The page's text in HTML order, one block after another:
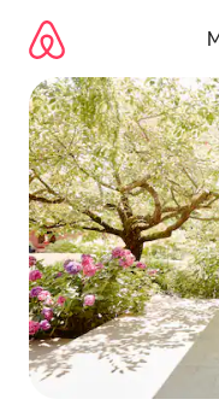
directement
contenu